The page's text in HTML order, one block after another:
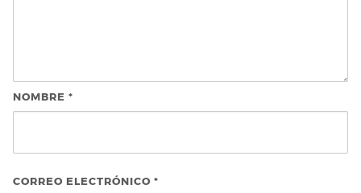
NOMBRE *
CORREO ELECTRÓNICO *